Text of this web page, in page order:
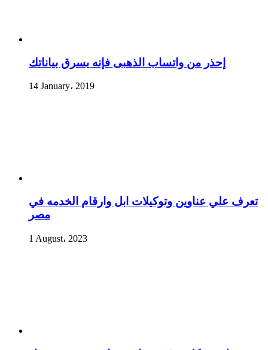
إحذر من واتساب الذهبى فإنه يسرق بياناتك
14 January، 2019
تعرف علي عناوين وتوكيلات ابل وارقام الخدمه في
مصر
1 August، 2023